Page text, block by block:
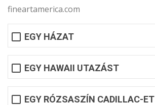
fineartamerica.com
EGY HÁZAT
EGY HAWAII UTAZÁST
EGY RÓZSASZÍN CADILLAC-ET